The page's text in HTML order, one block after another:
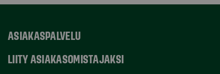
ASIAKASPALVELU
LIITY ASIAKASOMISTAJAKSI